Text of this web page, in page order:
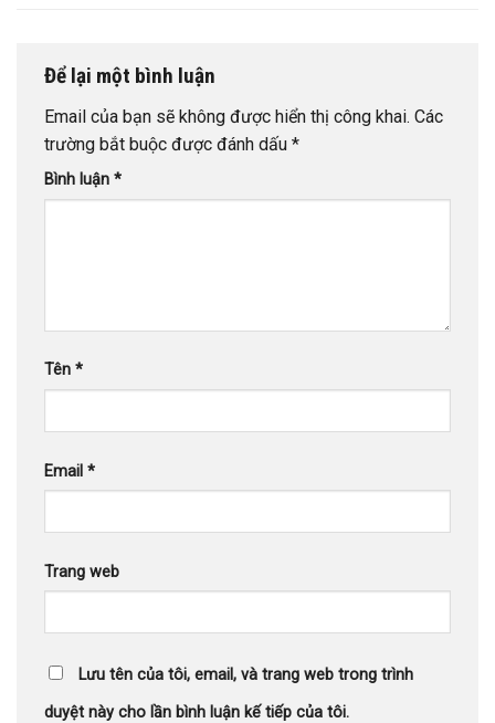
Để lại một bình luận
Email của bạn sẽ không được hiển thị công khai. Các
trường bắt buộc được đánh dấu *
Bình luận *
Tên *
Email *
Trang web
Lưu tên của tôi, email, và trang web trong trình
duyệt này cho lần bình luận kế tiếp của tôi.